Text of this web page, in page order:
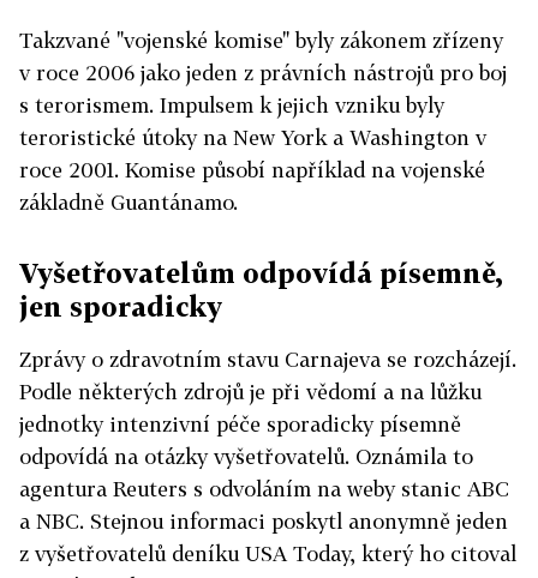
Takzvané "vojenské komise" byly zákonem zřízeny
v roce 2006 jako jeden z právních nástrojů pro boj
s terorismem. Impulsem k jejich vzniku byly
teroristické útoky na New York a Washington v
roce 2001. Komise působí například na vojenské
základně Guantánamo.
Vyšetřovatelům odpovídá písemně,
jen sporadicky
Zprávy o zdravotním stavu Carnajeva se rozcházejí.
Podle některých zdrojů je při vědomí a na lůžku
jednotky intenzivní péče sporadicky písemně
odpovídá na otázky vyšetřovatelů. Oznámila to
agentura Reuters s odvoláním na weby stanic ABC
a NBC. Stejnou informaci poskytl anonymně jeden
z vyšetřovatelů deníku USA Today, který ho citoval